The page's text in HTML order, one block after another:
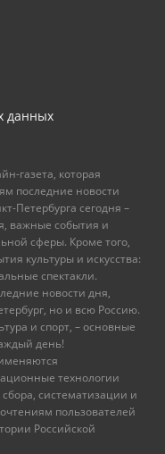
данных
газета, которая
последние новости
Петербурга сегодня –
важные события и
сферы. Кроме того,
культуры и искусства:
спектакли.
новости дня,
но и всю Россию.
и спорт, – основные
день!
технологии
систематизации и
пользователей
Российской